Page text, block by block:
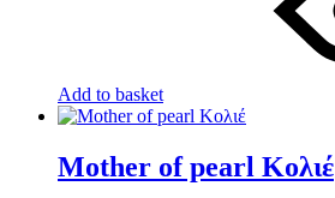
Add to basket
Mother of pearl Κολιέ